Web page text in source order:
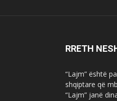
RRETH
“Lajm” është
shqiptare që
“Lajm” janë